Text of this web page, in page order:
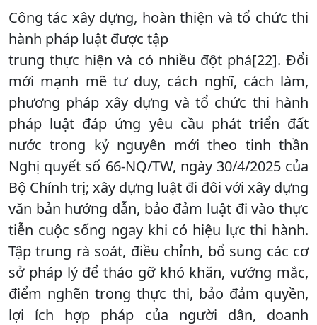
Công tác xây dựng, hoàn thiện và tổ chức thi
hành pháp luật được tập
trung thực hiện và có nhiều đột phá[22]. Đổi
mới mạnh mẽ tư duy, cách nghĩ, cách làm,
phương pháp xây dựng và tổ chức thi hành
pháp luật đáp ứng yêu cầu phát triển đất
nước trong kỷ nguyên mới theo tinh thần
Nghị quyết số 66-NQ/TW, ngày 30/4/2025 của
Bộ Chính trị; xây dựng luật đi đôi với xây dựng
văn bản hướng dẫn, bảo đảm luật đi vào thực
tiễn cuộc sống ngay khi có hiệu lực thi hành.
Tập trung rà soát, điều chỉnh, bổ sung các cơ
sở pháp lý để tháo gỡ khó khăn, vướng mắc,
điểm nghẽn trong thực thi, bảo đảm quyền,
lợi ích hợp pháp của người dân, doanh